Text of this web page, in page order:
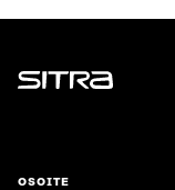
Sitra
OSOITE